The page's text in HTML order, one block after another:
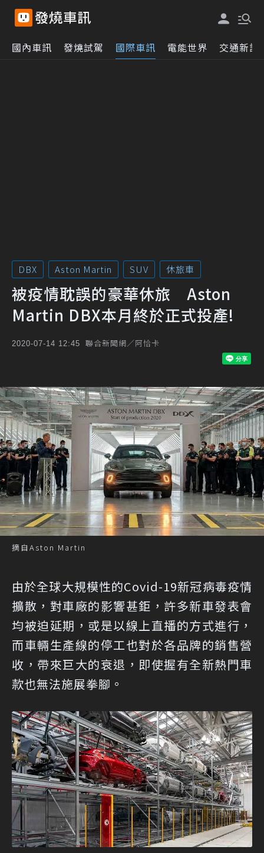
國內車訊 發燒試駕 國際車訊 電能世界 交通新訊
DBX Aston Martin SUV 休旅車
被疫情耽誤的豪華休旅 Aston
Martin DBX本月終於正式投產!
2020-07-14 12:45 聯合新聞網／阿恰卡
摘自Aston Martin
由於全球大規模性的Covid-19新冠病毒疫情
擴散，對車廠的影響甚鉅，許多新車發表會
均被迫延期，或是以線上直播的方式進行，
而車輛生產線的停工也對於各品牌的銷售營
收，帶來巨大的衰退，即使握有全新熱門車
款也無法施展拳腳。